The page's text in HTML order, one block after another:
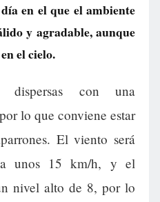
en el que el ambiente
y agradable, aunque
el cielo.
dispersas con una
lo que conviene estar
El viento será
a unos 15 km/h, y el
nivel alto de 8, por lo